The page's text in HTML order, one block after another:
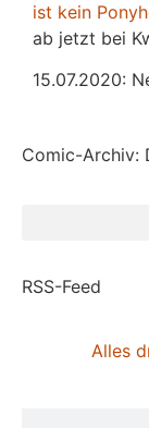
ist kein
ab jetzt bei
15.07.2020:
Comic-Archiv:
RSS-Feed
Alles